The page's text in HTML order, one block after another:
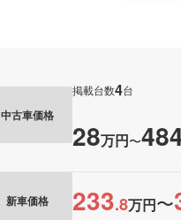
中古車価格
掲載台数4台
28万円〜
新車価格 233.8万円〜